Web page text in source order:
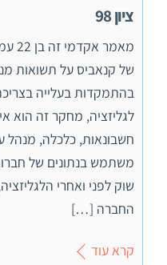
ציון 98
של קנאביס על תשואות
בהתמקדות בעלייה
לגליזציה, מחקר זה הוא
חשבונאות, כלכלה, מנהל
משתמש בנתונים של
שוק לפני ואחרי
החברה […]
קרא עוד